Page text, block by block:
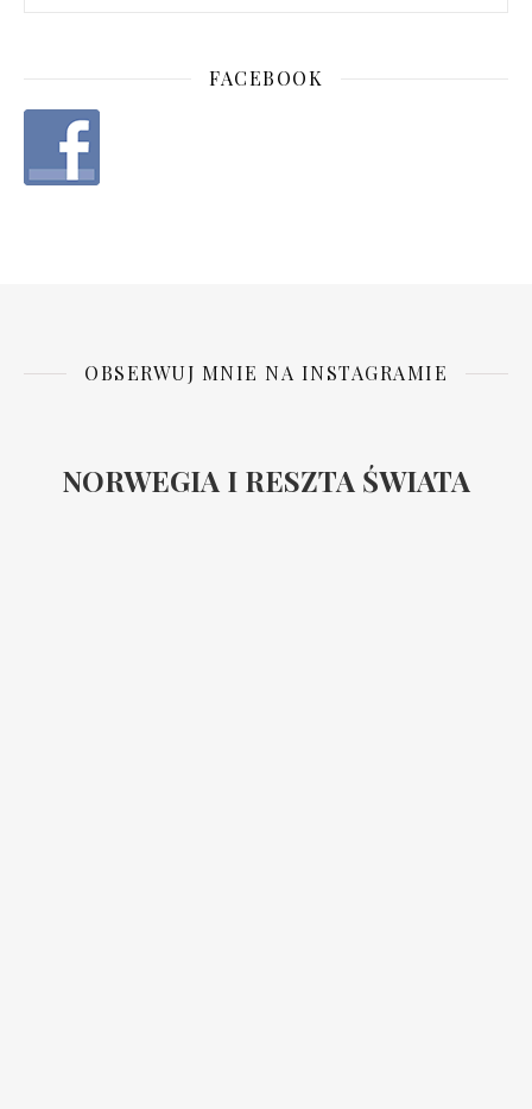
FACEBOOK
OBSERWUJ MNIE NA INSTAGRAMIE
NORWEGIA I RESZTA ŚWIATA